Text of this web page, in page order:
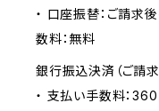
・ 口座振替：ご請求
数料：無料
銀行振込決済（ご請
・ 支払い手数料：360